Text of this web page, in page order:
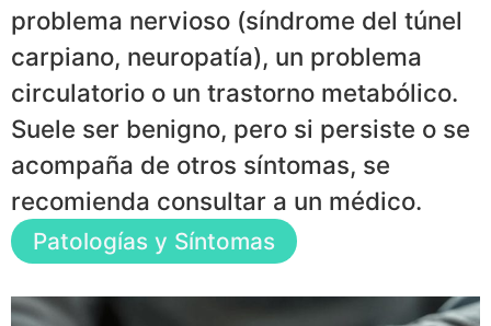
problema nervioso (síndrome del túnel
carpiano, neuropatía), un problema
circulatorio o un trastorno metabólico.
Suele ser benigno, pero si persiste o se
acompaña de otros síntomas, se
recomienda consultar a un médico.
Patologías y Síntomas